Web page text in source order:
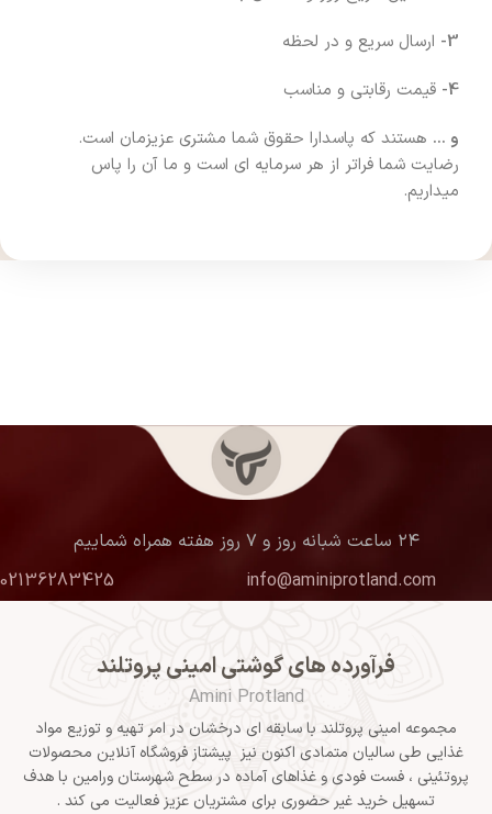
3- ارسال سریع و در لحظه
4- قیمت رقابتی و مناسب
و … هستند که پاسدارا حقوق شما مشتری عزیزمان است.
رضایت شما فراتر از هر سرمایه ای است و ما آن را پاس
میداریم.
۲۴ ساعت شبانه روز و ۷ روز هفته همراه شماییم
info@aminiprotland.com
02136283425
فرآورده های گوشتی امینی پروتلند
Amini Protland
مجموعه امینی پروتلند با سابقه ای درخشان در امر تهیه و توزیع مواد
غذایی طی سالیان متمادی اکنون نیز پیشتاز فروشگاه آنلاین محصولات
پروتئینی ، فست فودی و غذاهای آماده در سطح شهرستان ورامین با هدف
تسهیل خرید غیر حضوری برای مشتریان عزیز فعالیت می کند .